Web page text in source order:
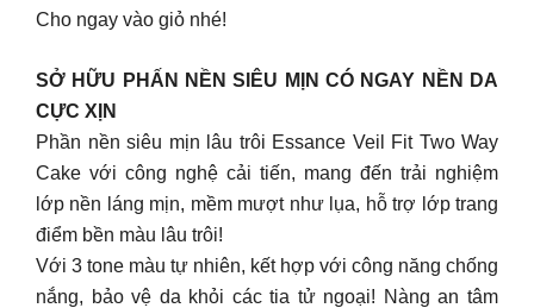
Cho ngay vào giỏ nhé!
SỞ HỮU PHẤN NỀN SIÊU MỊN CÓ NGAY NỀN DA
CỰC XỊN
Phần nền siêu mịn lâu trôi Essance Veil Fit Two Way
Cake ​với công nghệ cải tiến, mang đến trải nghiệm
lớp nền láng mịn, mềm mượt như lụa, hỗ trợ lớp trang
điểm bền màu lâu trôi!
Với 3 tone màu tự nhiên, kết hợp với công năng chống
nắng, bảo vệ da khỏi các tia tử ngoại! Nàng an tâm